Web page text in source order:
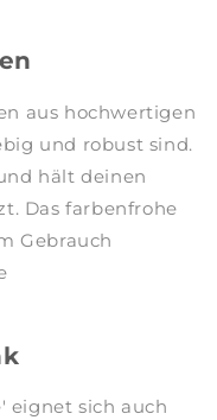
aus hochwertigen
und robust sind.
hält deinen
Das farbenfrohe
Gebrauch
eignet sich auch